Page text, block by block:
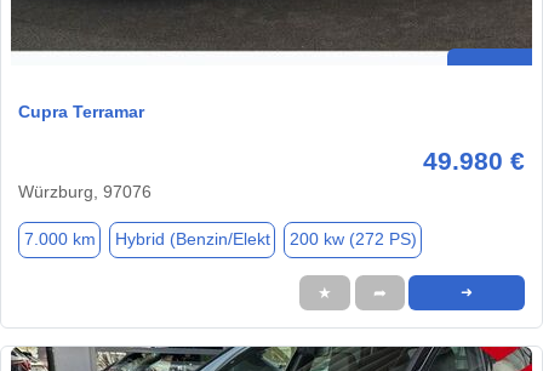
Cupra Terramar
49.980 €
Würzburg, 97076
7.000 km Hybrid (Benzin/Elekt 200 kw (272 PS)
★ ➦ ➜